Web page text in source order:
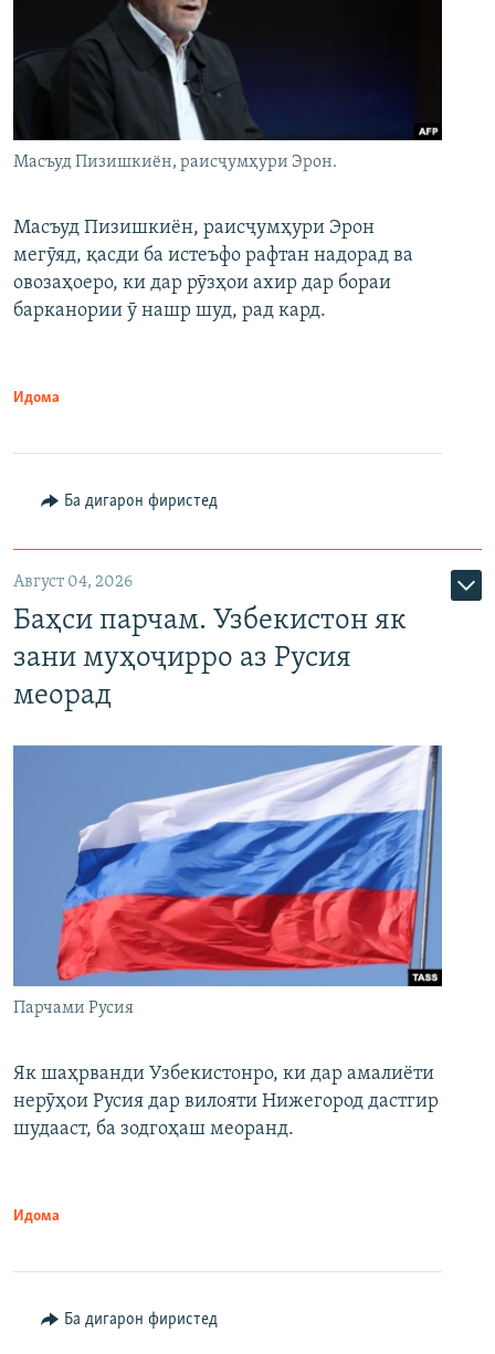
Масъуд Пизишкиён, раисҷумҳури Эрон.
Масъуд Пизишкиён, раисҷумҳури Эрон
мегӯяд, қасди ба истеъфо рафтан надорад ва
овозаҳоеро, ки дар рӯзҳои ахир дар бораи
барканории ӯ нашр шуд, рад кард.
Идома
Ба дигарон фиристед
Август 04, 2026
Баҳси парчам. Узбекистон як
зани муҳоҷирро аз Русия
меорад
Парчами Русия
Як шаҳрванди Узбекистонро, ки дар амалиёти
нерӯҳои Русия дар вилояти Нижегород дастгир
шудааст, ба зодгоҳаш меоранд.
Идома
Ба дигарон фиристед